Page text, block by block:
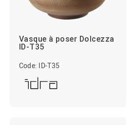
Vasque à poser Dolcezza
ID-T35
Code: ID-T35